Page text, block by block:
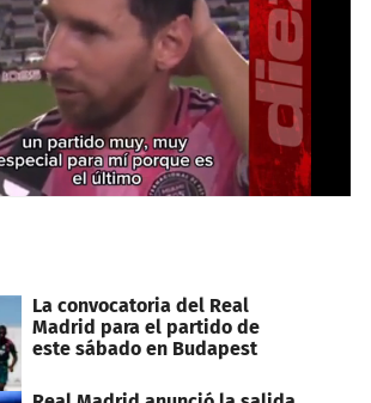
La convocatoria del Real
Madrid para el partido de
este sábado en Budapest